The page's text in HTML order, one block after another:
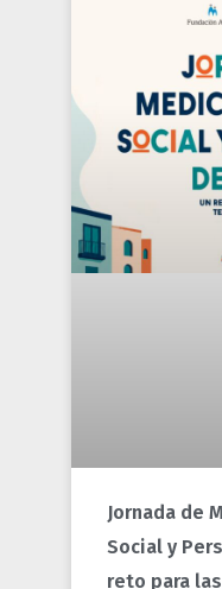
Jornada de
Social y
reto para